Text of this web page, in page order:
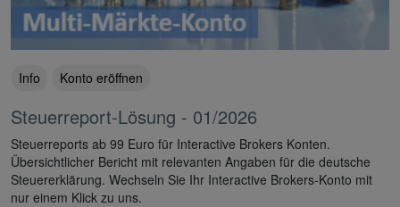
Info Konto eröffnen
Steuerreport-Lösung - 01/2026
Steuerreports ab 99 Euro für Interactive Brokers Konten.
Übersichtlicher Bericht mit relevanten Angaben für die deutsche
Steuererklärung. Wechseln Sie Ihr Interactive Brokers-Konto mit
nur einem Klick zu uns.